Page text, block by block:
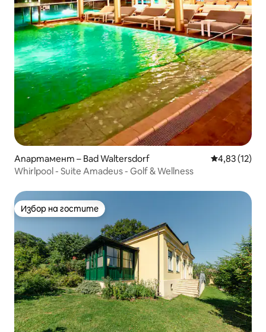
Апартамент – Bad Waltersdorf Средна
4,83 (12)
Whirlpool - Suite Amadeus - Golf & Wellness
Избор на гостите
Избор на гостите